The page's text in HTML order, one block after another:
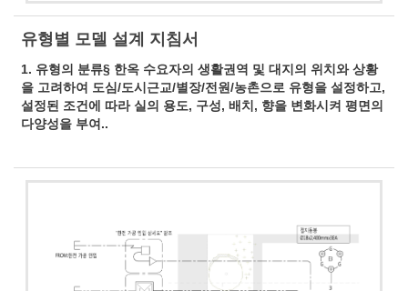
유형별 모델 설계 지침서
1. 유형의 분류§ 한옥 수요자의 생활권역 및 대지의 위치와 상황
을 고려하여 도심/도시근교/별장/전원/농촌으로 유형을 설정하고,
설정된 조건에 따라 실의 용도, 구성, 배치, 향을 변화시켜 평면의
다양성을 부여..